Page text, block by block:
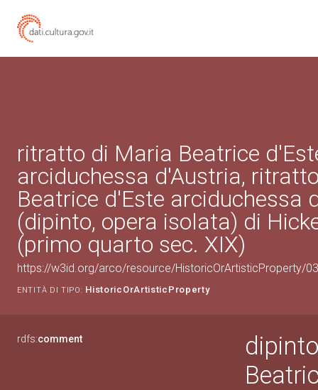
ritratto di Maria Beatrice
arciduchessa d'Austria,
Beatrice d'Este arciduchessa
(dipinto, opera isolata) di
(primo quarto sec. XIX)
https://w3id.org/arco/resource/HistoricOrArtisticProperty/
ENTITÀ DI TIPO: HistoricOrArtisticProperty
rdfs:comment